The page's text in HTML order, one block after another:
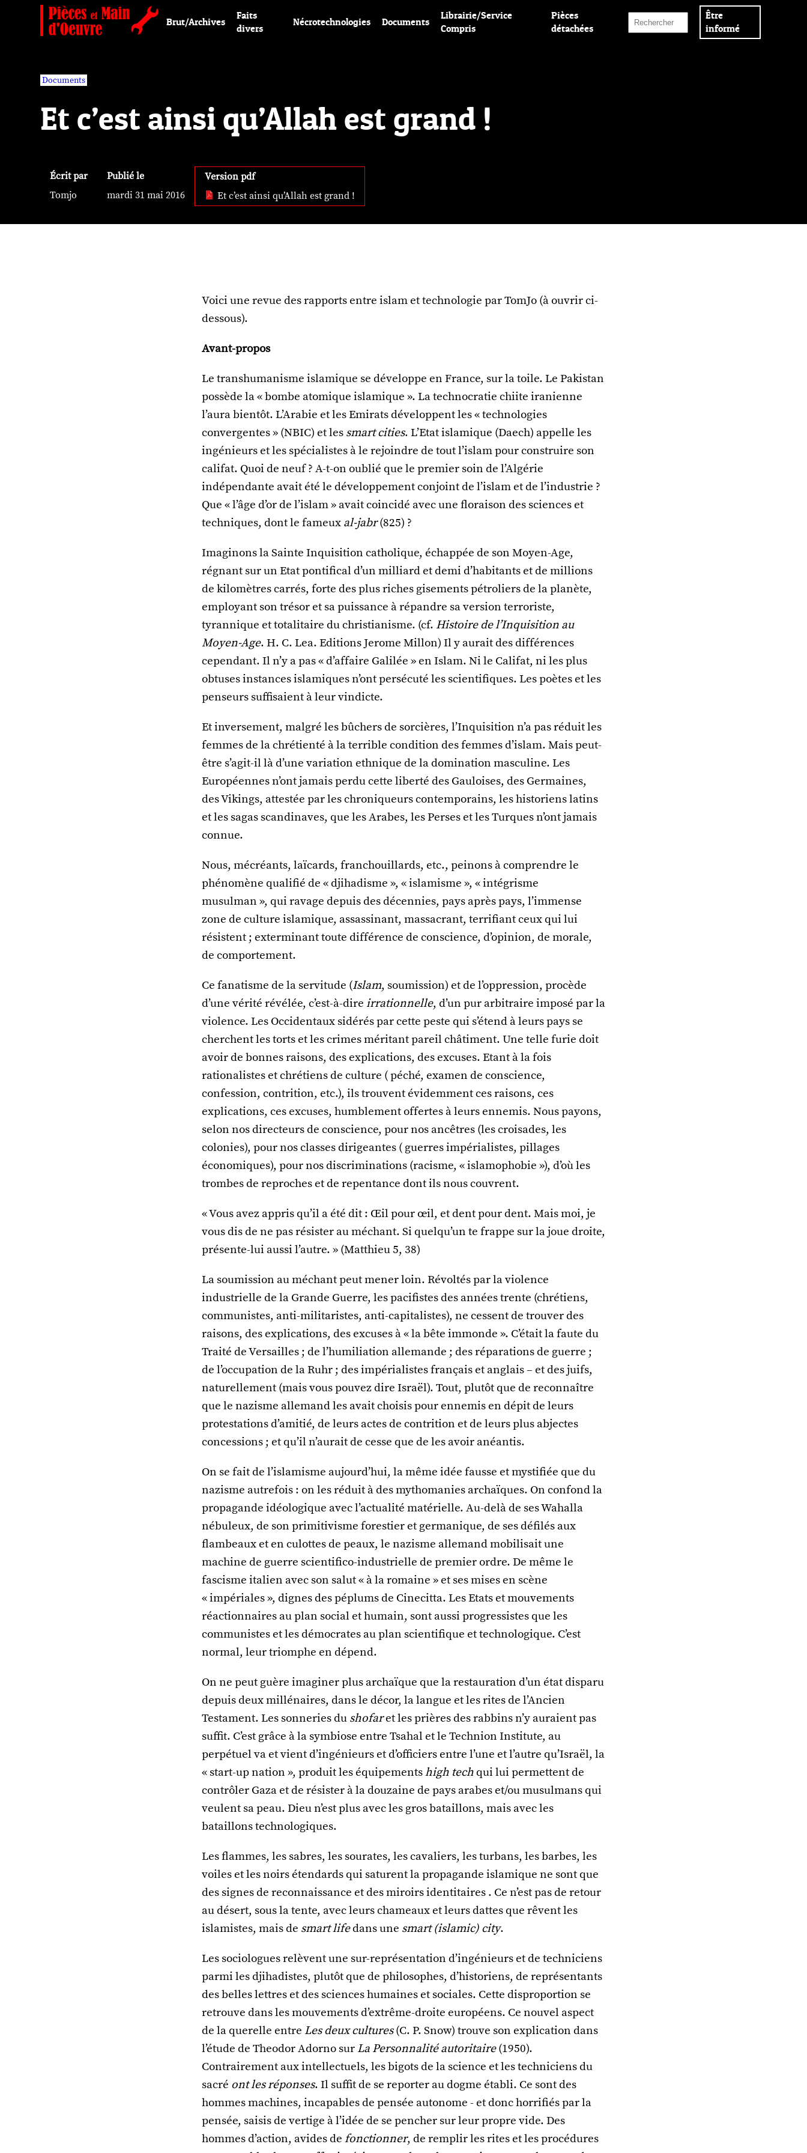
Brut/Archives
Faits
divers
Nécrotechnologies Documents
Librairie/Service
Compris
Pièces
détachées
Être
informé
Documents
Et c’est ainsi qu’Allah est grand !
Écrit par
Tomjo
Publié le
mardi 31 mai 2016
Version pdf
Et c’est ainsi qu’Allah est grand !
Voici une revue des rapports entre islam et technologie par TomJo (à ouvrir ci-
dessous).
Avant-propos
Le transhumanisme islamique se développe en France, sur la toile. Le Pakistan
possède la « bombe atomique islamique ». La technocratie chiite iranienne
l’aura bientôt. L’Arabie et les Emirats développent les « technologies
convergentes » (NBIC) et lessmart cities. L’Etat islamique (Daech) appelle les
ingénieurs et les spécialistes à le rejoindre de tout l’islam pour construire son
califat. Quoi de neuf ? A-t-on oublié que le premier soin de l’Algérie
indépendante avait été le développement conjoint de l’islam et de l’industrie ?
Que « l’âge d’or de l’islam » avait coincidé avec une floraison des sciences et
techniques, dont le fameuxal-jabr(825) ?
Imaginons la Sainte Inquisition catholique, échappée de son Moyen-Age,
régnant sur un Etat pontifical d’un milliard et demi d’habitants et de millions
de kilomètres carrés, forte des plus riches gisements pétroliers de la planète,
employant son trésor et sa puissance à répandre sa version terroriste,
tyrannique et totalitaire du christianisme. (cf. Histoire de l’Inquisition au
Moyen-Age. H. C. Lea. Editions Jerome Millon) Il y aurait des différences
cependant. Il n’y a pas « d’affaire Galilée » en Islam. Ni le Califat, ni les plus
obtuses instances islamiques n’ont persécuté les scientifiques. Les poètes et les
penseurs suffisaient à leur vindicte.
Et inversement, malgré les bûchers de sorcières, l’Inquisition n’a pas réduit les
femmes de la chrétienté à la terrible condition des femmes d’islam. Mais peut-
être s’agit-il là d’une variation ethnique de la domination masculine. Les
Européennes n’ont jamais perdu cette liberté des Gauloises, des Germaines,
des Vikings, attestée par les chroniqueurs contemporains, les historiens latins
et les sagas scandinaves, que les Arabes, les Perses et les Turques n’ont jamais
connue.
Nous, mécréants, laïcards, franchouillards, etc., peinons à comprendre le
phénomène qualifié de « djihadisme », « islamisme », « intégrisme
musulman », qui ravage depuis des décennies, pays après pays, l’immense
zone de culture islamique, assassinant, massacrant, terrifiant ceux qui lui
résistent ; exterminant toute différence de conscience, d’opinion, de morale,
de comportement.
Ce fanatisme de la servitude (Islam, soumission) et de l’oppression, procède
d’une vérité révélée, c’est-à-direirrationnelle, d’un pur arbitraire imposé par la
violence. Les Occidentaux sidérés par cette peste qui s’étend à leurs pays se
cherchent les torts et les crimes méritant pareil châtiment. Une telle furie doit
avoir de bonnes raisons, des explications, des excuses. Etant à la fois
rationalistes et chrétiens de culture ( péché, examen de conscience,
confession, contrition, etc.), ils trouvent évidemment ces raisons, ces
explications, ces excuses, humblement offertes à leurs ennemis. Nous payons,
selon nos directeurs de conscience, pour nos ancêtres (les croisades, les
colonies), pour nos classes dirigeantes ( guerres impérialistes, pillages
économiques), pour nos discriminations (racisme, « islamophobie »), d’où les
trombes de reproches et de repentance dont ils nous couvrent.
« Vous avez appris qu’il a été dit : Œil pour œil, et dent pour dent. Mais moi, je
vous dis de ne pas résister au méchant. Si quelqu’un te frappe sur la joue droite,
présente-lui aussi l’autre. » (Matthieu 5, 38)
La soumission au méchant peut mener loin. Révoltés par la violence
industrielle de la Grande Guerre, les pacifistes des années trente (chrétiens,
communistes, anti-militaristes, anti-capitalistes), ne cessent de trouver des
raisons, des explications, des excuses à « la bête immonde ». C’était la faute du
Traité de Versailles ; de l’humiliation allemande ; des réparations de guerre ;
de l’occupation de la Ruhr ; des impérialistes français et anglais – et des juifs,
naturellement (mais vous pouvez dire Israël). Tout, plutôt que de reconnaître
que le nazisme allemand les avait choisis pour ennemis en dépit de leurs
protestations d’amitié, de leurs actes de contrition et de leurs plus abjectes
concessions ; et qu’il n’aurait de cesse que de les avoir anéantis.
On se fait de l’islamisme aujourd’hui, la même idée fausse et mystifiée que du
nazisme autrefois : on les réduit à des mythomanies archaïques. On confond la
propagande idéologique avec l’actualité matérielle. Au-delà de ses Wahalla
nébuleux, de son primitivisme forestier et germanique, de ses défilés aux
flambeaux et en culottes de peaux, le nazisme allemand mobilisait une
machine de guerre scientifico-industrielle de premier ordre. De même le
fascisme italien avec son salut « à la romaine » et ses mises en scène
« impériales », dignes des péplums de Cinecitta. Les Etats et mouvements
réactionnaires au plan social et humain, sont aussi progressistes que les
communistes et les démocrates au plan scientifique et technologique. C’est
normal, leur triomphe en dépend.
On ne peut guère imaginer plus archaïque que la restauration d’un état disparu
depuis deux millénaires, dans le décor, la langue et les rites de l’Ancien
Testament. Les sonneries dushofaret les prières des rabbins n’y auraient pas
suffit. C’est grâce à la symbiose entre Tsahal et le Technion Institute, au
perpétuel va et vient d’ingénieurs et d’officiers entre l’une et l’autre qu’Israël, la
« start-up nation », produit les équipementshigh techqui lui permettent de
contrôler Gaza et de résister à la douzaine de pays arabes et/ou musulmans qui
veulent sa peau. Dieu n’est plus avec les gros bataillons, mais avec les
bataillons technologiques.
Les flammes, les sabres, les sourates, les cavaliers, les turbans, les barbes, les
voiles et les noirs étendards qui saturent la propagande islamique ne sont que
des signes de reconnaissance et des miroirs identitaires . Ce n’est pas de retour
au désert, sous la tente, avec leurs chameaux et leurs dattes que rêvent les
islamistes, mais de smart lifedans une smart (islamic) city.
Les sociologues relèvent une sur-représentation d’ingénieurs et de techniciens
parmi les djihadistes, plutôt que de philosophes, d’historiens, de représentants
des belles lettres et des sciences humaines et sociales. Cette disproportion se
retrouve dans les mouvements d’extrême-droite européens. Ce nouvel aspect
de la querelle entre Les deux cultures(C. P. Snow) trouve son explication dans
l’étude de Theodor Adorno surLa Personnalité autoritaire(1950).
Contrairement aux intellectuels, les bigots de la science et les techniciens du
sacré ont les réponses. Il suffit de se reporter au dogme établi. Ce sont des
hommes machines, incapables de pensée autonome - et donc horrifiés par la
pensée, saisis de vertige à l’idée de se pencher sur leur propre vide. Des
hommes d’action, avides defonctionner, de remplir les rites et les procédures